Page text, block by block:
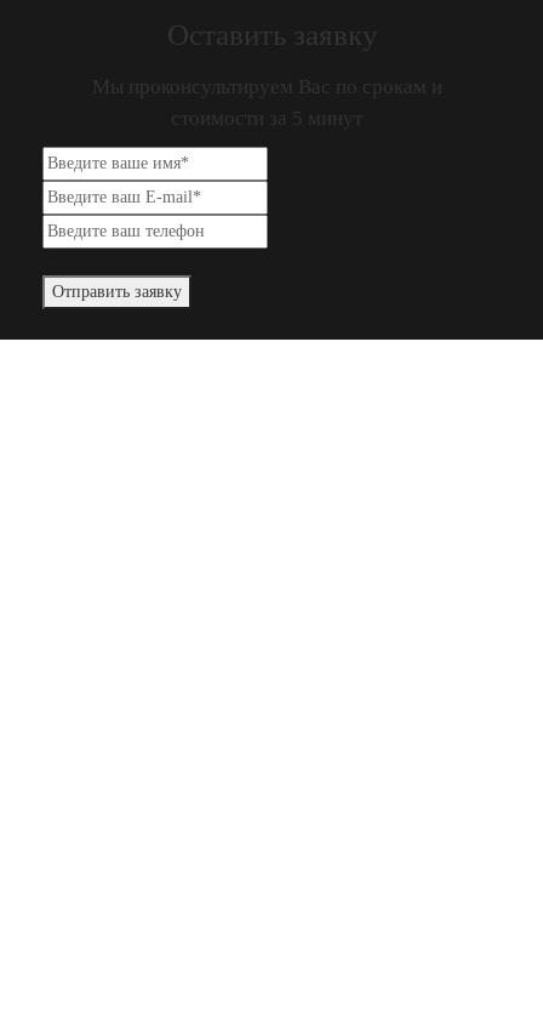
Оставить заявку
Мы проконсультируем Вас по срокам и
стоимости за 5 минут
Отправить заявку